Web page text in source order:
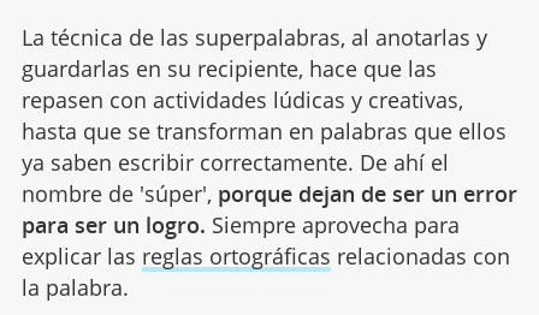
La técnica de las superpalabras, al anotarlas y
guardarlas en su recipiente, hace que las
repasen con actividades lúdicas y creativas,
hasta que se transforman en palabras que ellos
ya saben escribir correctamente. De ahí el
nombre de 'súper', porque dejan de ser un error
para ser un logro. Siempre aprovecha para
explicar las reglas ortográficas relacionadas con
la palabra.